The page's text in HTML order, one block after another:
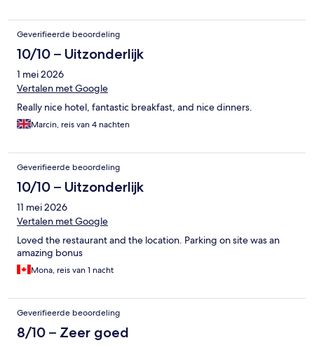
Geverifieerde beoordeling
10/10 – Uitzonderlijk
1 mei 2026
Vertalen met Google
Really nice hotel, fantastic breakfast, and nice dinners.
Marcin, reis van 4 nachten
Geverifieerde beoordeling
10/10 – Uitzonderlijk
11 mei 2026
Vertalen met Google
Loved the restaurant and the location. Parking on site was an
amazing bonus
Mona, reis van 1 nacht
Geverifieerde beoordeling
8/10 – Zeer goed